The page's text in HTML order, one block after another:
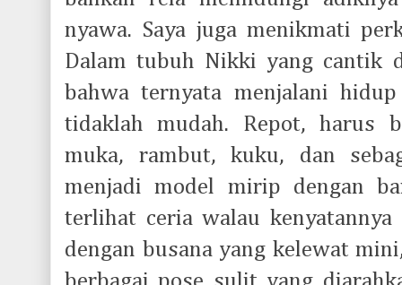
nyawa. Saya juga menikmati
Dalam tubuh Nikki yang cantik
bahwa ternyata menjalani
tidaklah mudah. Repot, harus
muka, rambut, kuku, dan
menjadi model mirip dengan
terlihat ceria walau
dengan busana yang kelewat